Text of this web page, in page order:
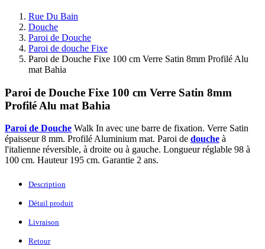
Rue Du Bain
Douche
Paroi de Douche
Paroi de douche Fixe
Paroi de Douche Fixe 100 cm Verre Satin 8mm Profilé Alu
mat Bahia
Paroi de Douche Fixe 100 cm Verre Satin 8mm
Profilé Alu mat Bahia
Paroi de Douche Walk In avec une barre de fixation. Verre Satin
épaisseur 8 mm. Profilé Aluminium mat. Paroi de douche à
l'italienne réversible, à droite ou à gauche. Longueur réglable 98 à
100 cm. Hauteur 195 cm. Garantie 2 ans.
Description
Détail produit
Livraison
Retour